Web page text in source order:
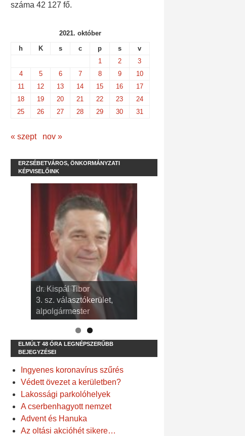
száma 42 127 fő.
2021. október
h
K s c p s
v
1
2
3
4
5 6 7 8 9
10
11
12 13 14 15 16
17
18
19 20 21 22 23
24
25
26 27 28 29 30 31
« szept nov »
ERZSÉBETVÁROS, ÖNKORMÁNYZATI
KÉPVISELŐINK
dr. Kispál Tibor
3. sz. választókerület,
alpolgármester
Devosa Gábor
9. sz. választókerület,
frakcióvezető
ELMÚLT 48 ÓRA LEGNÉPSZERŰBB
BEJEGYZÉSEI
Ingyenes koronavírus szűrés
Védett övezet a kerületben?
Lakossági parkolóhelyek
A cserbenhagyott nemzet
Advent és Hanuka
Az oltási akcióhét sikere…